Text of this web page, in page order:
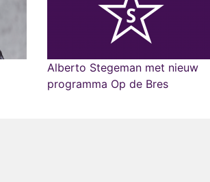
Alberto Stegeman met nieuw
programma Op de Bres